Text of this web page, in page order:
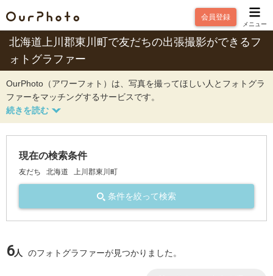
会員登録
メニュー
北海道上川郡東川町で友だちの出張撮影ができるフ
ォトグラファー
OurPhoto（アワーフォト）は、写真を撮ってほしい人とフォトグラ
ファーをマッチングするサービスです。
現在の検索条件
友だち 北海道 上川郡東川町
条件を絞って検索
6人 のフォトグラファーが見つかりました。